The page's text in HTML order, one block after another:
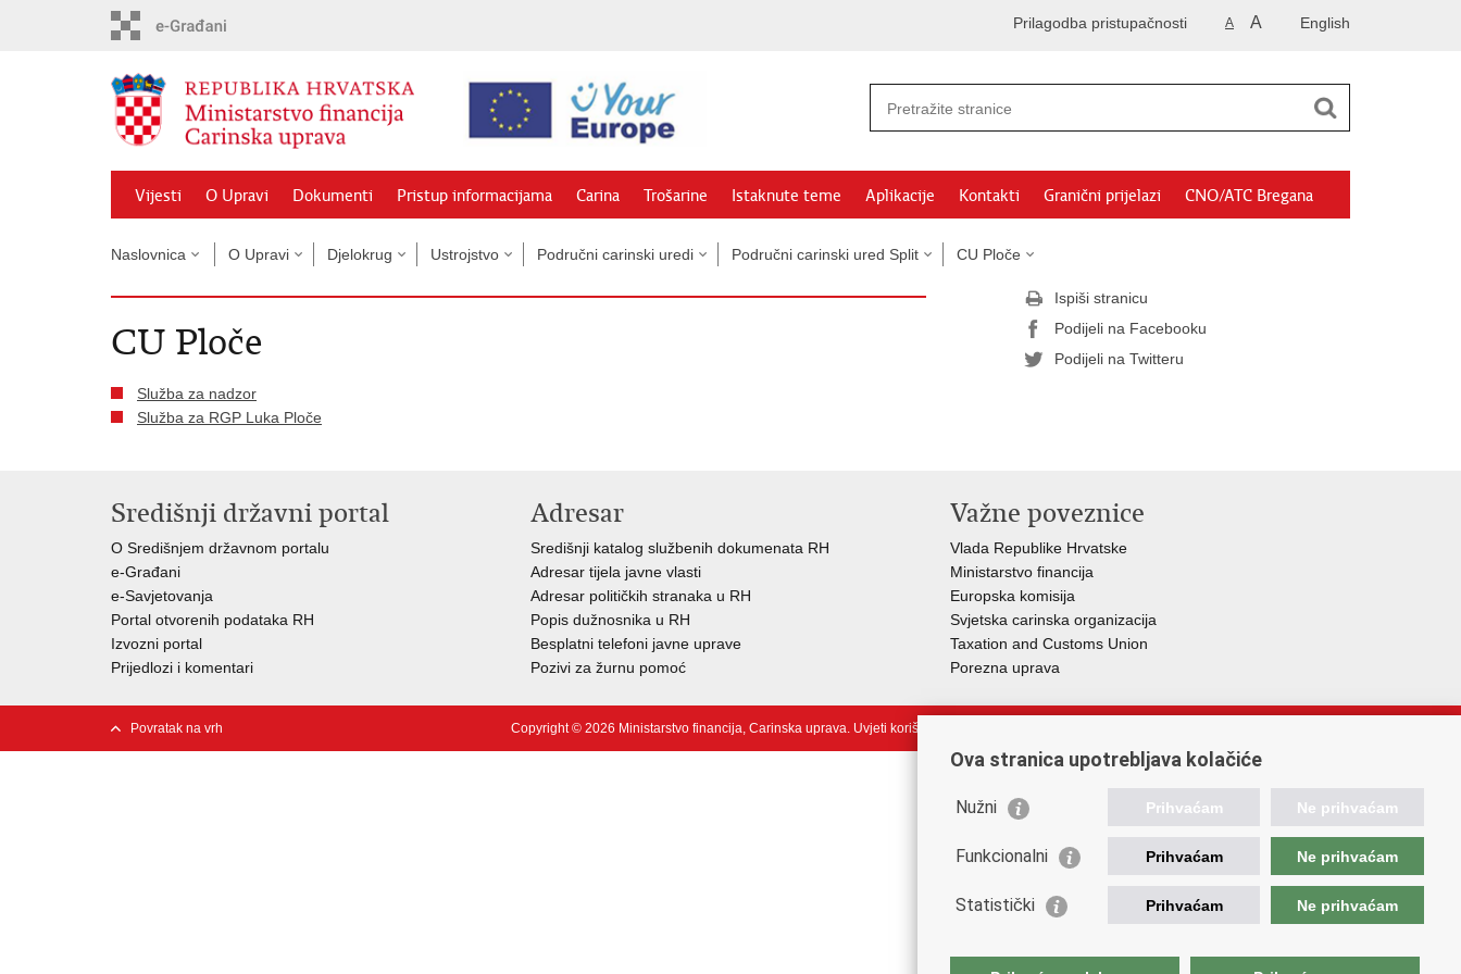
English
A A
Prilagodba pristupačnosti
Vijesti O Upravi Dokumenti Pristup informacijama Carina Trošarine Istaknute teme Aplikacije Kontakti Granični prijelazi CNO/ATC Bregana
Naslovnica O Upravi Djelokrug Ustrojstvo Područni carinski uredi Područni carinski ured Split CU Ploče
CU Ploče
Služba za nadzor
Služba za RGP Luka Ploče
Ispiši stranicu
Podijeli na Facebooku
Podijeli na Twitteru
Središnji državni portal
O Središnjem državnom portalu
e-Građani
e-Savjetovanja
Portal otvorenih podataka RH
Izvozni portal
Prijedlozi i komentari
Adresar
Središnji katalog službenih dokumenata RH
Adresar tijela javne vlasti
Adresar političkih stranaka u RH
Popis dužnosnika u RH
Besplatni telefoni javne uprave
Pozivi za žurnu pomoć
Važne poveznice
Vlada Republike Hrvatske
Ministarstvo financija
Europska komisija
Svjetska carinska organizacija
Taxation and Customs Union
Porezna uprava
Povratak na vrh Copyright © 2026 Ministarstvo financija, Carinska uprava. Uvjeti korištenja
Ova stranica upotrebljava kolačiće
Nužni Prihvaćam Ne prihvaćam
Funkcionalni Prihvaćam Ne prihvaćam
Statistički Prihvaćam Ne prihvaćam